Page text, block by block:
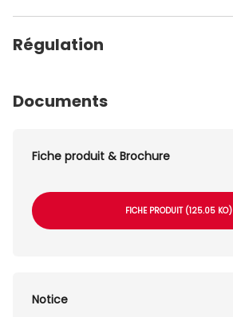
Régulation
Documents
Fiche produit & Brochure
FICHE PRODUIT (125.05 KO)
Notice